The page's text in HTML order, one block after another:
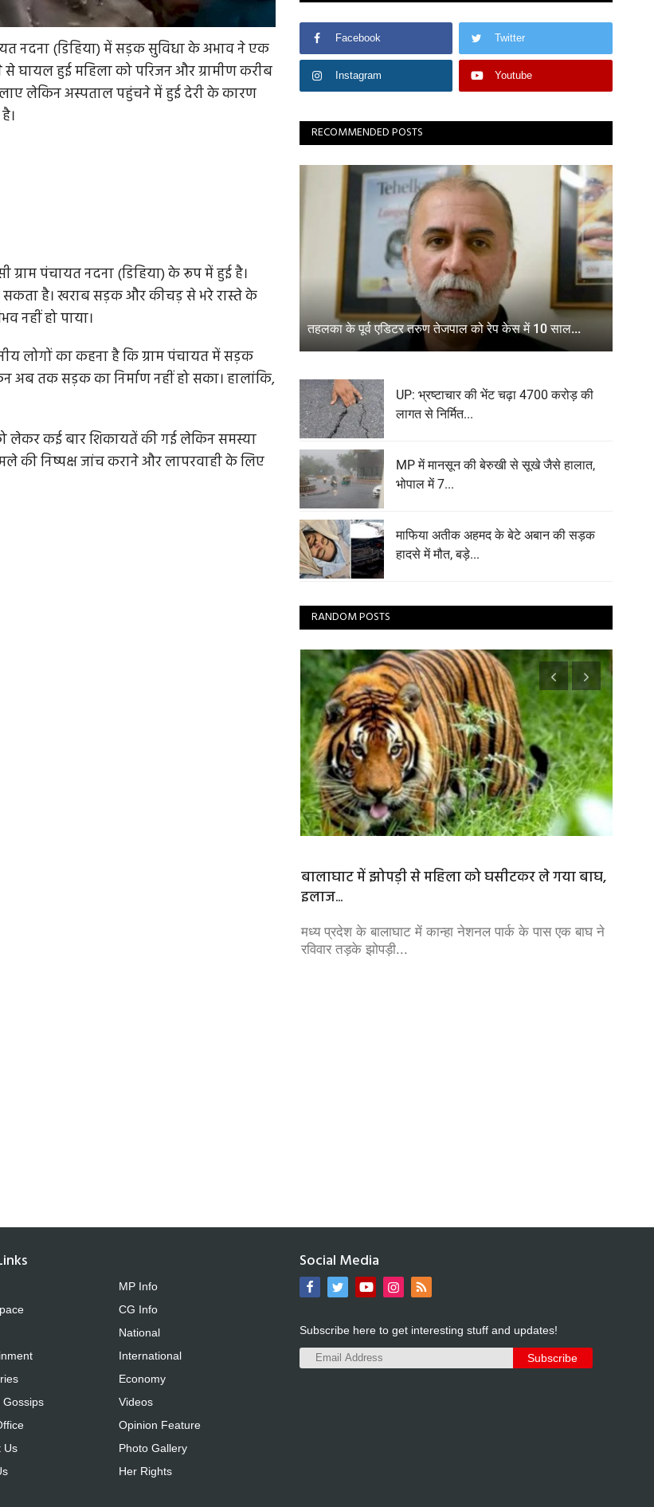
नदना (डिहिया) में सड़क सुविधा के अभाव ने एक
घायल हुई महिला को परिजन और ग्रामीण करीब
लेकिन अस्पताल पहुंचने में हुई देरी के कारण
ग्राम पंचायत नदना (डिहिया) के रूप में हुई है।
सकता है। खराब सड़क और कीचड़ से भरे रास्ते के
नहीं हो पाया।
लोगों का कहना है कि ग्राम पंचायत में सड़क
तक सड़क का निर्माण नहीं हो सका। हालांकि,
लेकर कई बार शिकायतें की गई लेकिन समस्या
की निष्पक्ष जांच कराने और लापरवाही के लिए
Facebook Twitter
Instagram Youtube
RECOMMENDED POSTS
तहलका के पूर्व एडिटर तरुण तेजपाल को रेप केस में 10 साल...
UP: भ्रष्टाचार की भेंट चढ़ा 4700 करोड़ की
लागत से निर्मित...
MP में मानसून की बेरुखी से सूखे जैसे हालात,
भोपाल में 7...
माफिया अतीक अहमद के बेटे अबान की सड़क
हादसे में मौत, बड़े...
RANDOM POSTS
बालाघाट में झोपड़ी से महिला को घसीटकर ले गया बाघ,
इलाज...
मध्य प्रदेश के बालाघाट में कान्हा नेशनल पार्क के पास एक बाघ ने
रविवार तड़के झोपड़ी...
Gossips
Us
MP Info
CG Info
National
International
Economy
Videos
Opinion Feature
Photo Gallery
Her Rights
Social Media
Subscribe here to get interesting stuff and updates!